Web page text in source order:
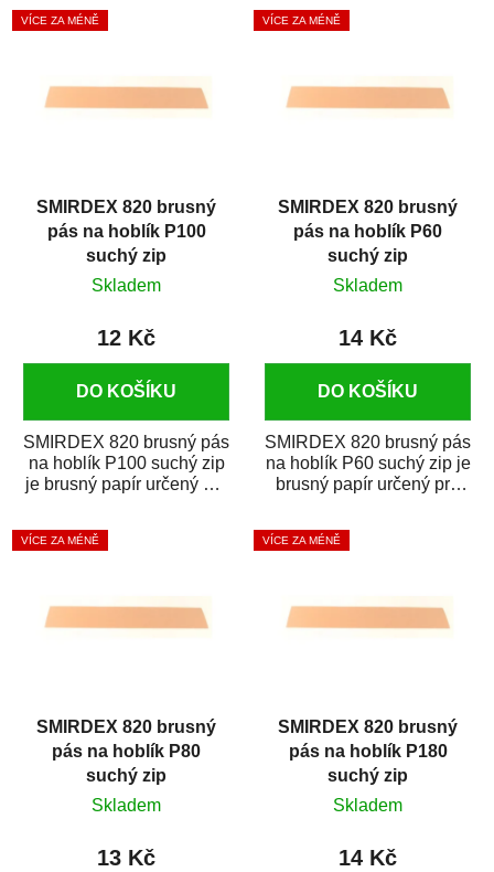
VÍCE ZA MÉNĚ
SMIRDEX 820 brusný
pás na hoblík P100
suchý zip
Skladem
12 Kč
DO KOŠÍKU
SMIRDEX 820 brusný pás
na hoblík P100 suchý zip
je brusný papír určený pro
VÍCE ZA MÉNĚ
SMIRDEX 820 brusný
pás na hoblík P60
suchý zip
Skladem
14 Kč
DO KOŠÍKU
SMIRDEX 820 brusný pás
na hoblík P60 suchý zip je
brusný papír určený pro
VÍCE ZA MÉNĚ
SMIRDEX 820 brusný
pás na hoblík P80
suchý zip
Skladem
13 Kč
VÍCE ZA MÉNĚ
SMIRDEX 820 brusný
pás na hoblík P180
suchý zip
Skladem
14 Kč